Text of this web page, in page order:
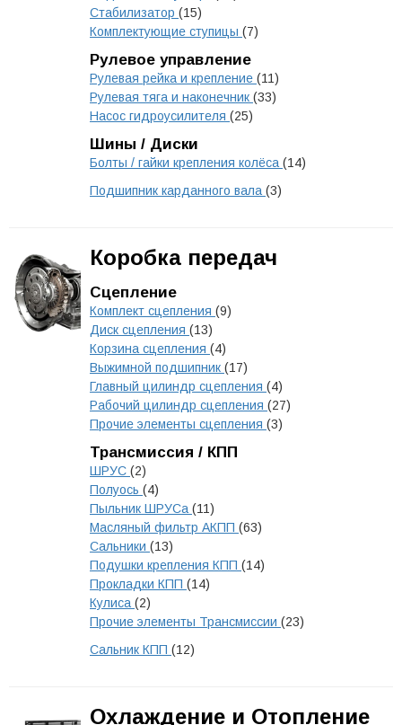
Стабилизатор (15)
Комплектующие ступицы (7)
Рулевое управление
Рулевая рейка и крепление (11)
Рулевая тяга и наконечник (33)
Насос гидроусилителя (25)
Шины / Диски
Болты / гайки крепления колёса (14)
Подшипник карданного вала (3)
Коробка передач
Сцепление
Комплект сцепления (9)
Диск сцепления (13)
Корзина сцепления (4)
Выжимной подшипник (17)
Главный цилиндр сцепления (4)
Рабочий цилиндр сцепления (27)
Прочие элементы сцепления (3)
Трансмиссия / КПП
ШРУС (2)
Полуось (4)
Пыльник ШРУСа (11)
Масляный фильтр АКПП (63)
Сальники (13)
Подушки крепления КПП (14)
Прокладки КПП (14)
Кулиса (2)
Прочие элементы Трансмиссии (23)
Сальник КПП (12)
Охлаждение и Отопление